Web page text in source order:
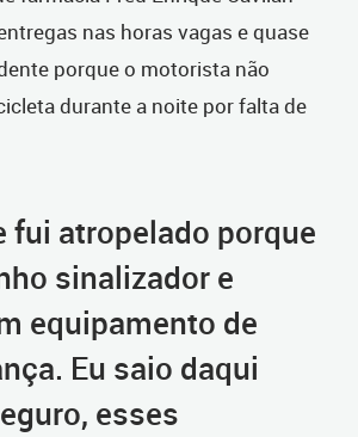
nas horas vagas e quase
porque o motorista não
durante a noite por falta de
fui atropelado porque
sinalizador e
equipamento de
Eu saio daqui
esses